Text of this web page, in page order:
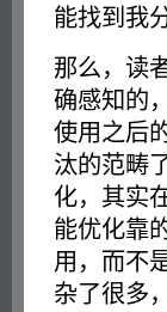
能找到我
那么，读
确感知的
使用之后
汰的范畴
化，其实
能优化靠
用，而不
杂了很多